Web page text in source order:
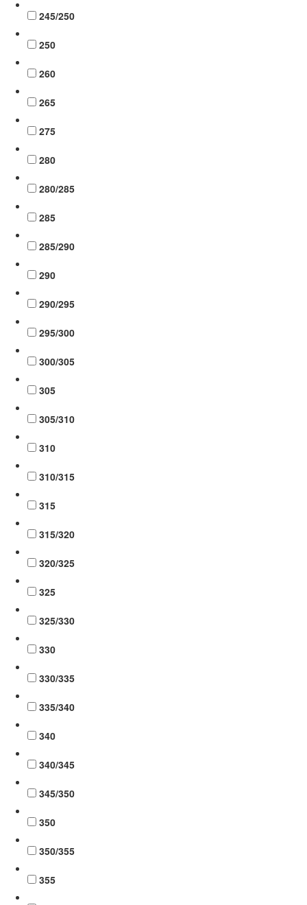
245/250
250
260
265
275
280
280/285
285
285/290
290
290/295
295/300
300/305
305
305/310
310
310/315
315
315/320
320/325
325
325/330
330
330/335
335/340
340
340/345
345/350
350
350/355
355